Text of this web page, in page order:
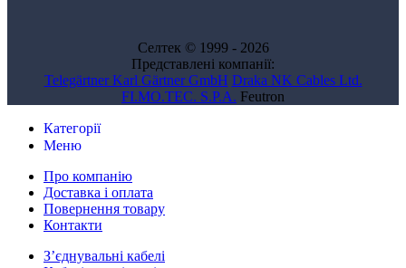
Селтек © 1999 - 2026
Представлені компанії:
Telegärtner Karl Gärtner GmbH Draka NK Cables Ltd.
FI.MO.TEC. S.P.A. Feutron
Категорії
Меню
Про компанію
Доставка і оплата
Повернення товару
Контакти
Зʼєднувальні кабелі